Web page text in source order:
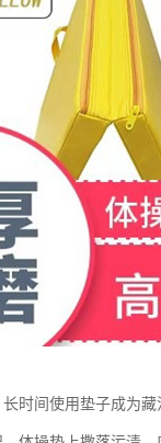
时间使用垫子成为